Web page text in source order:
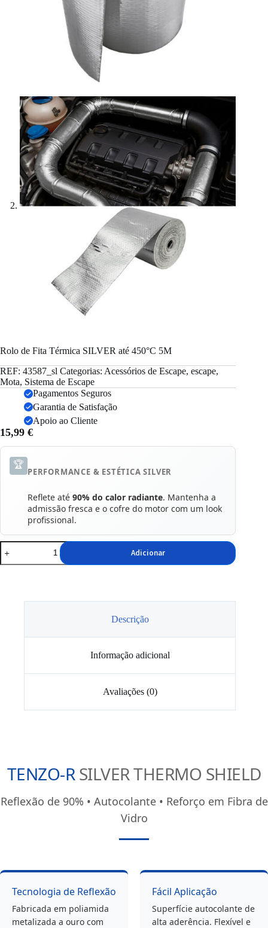
Rolo de Fita Térmica SILVER até 450°C 5M
REF: 43587_sl Categorias: Acessórios de Escape, escape,
Mota, Sistema de Escape
Pagamentos Seguros
Garantia de Satisfação
Apoio ao Cliente
15,99 €
🏆
PERFORMANCE & ESTÉTICA SILVER
Reflete até 90% do calor radiante. Mantenha a
admissão fresca e o cofre do motor com um look
profissional.
Quantidade
de
Rolo
Adicionar
Descrição
Informação adicional
Avaliações (0)
TENZO-RSILVER THERMO SHIELD
Reflexão de 90% • Autocolante • Reforço em Fibra de
Vidro
Tecnologia de Reflexão
Fabricada em poliamida
metalizada a ouro com
Fácil Aplicação
Superfície autocolante de
alta aderência. Flexível e